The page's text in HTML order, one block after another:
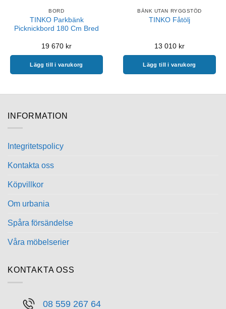
BORD
TINKO Parkbänk
Picknickbord 180 Cm Bred
19 670 kr
Lägg till i varukorg
BÄNK UTAN RYGGSTÖD
TINKO Fåtölj
13 010 kr
Lägg till i varukorg
INFORMATION
Integritetspolicy
Kontakta oss
Köpvillkor
Om urbania
Spåra försändelse
Våra möbelserier
KONTAKTA OSS
08 559 267 64